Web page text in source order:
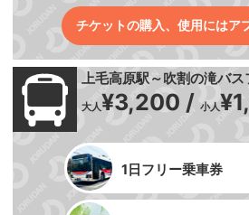
チケットの購入、使用にはア
上毛高原駅～吹割の滝バ
大人¥3,200 /小人
1日フリー乗車券